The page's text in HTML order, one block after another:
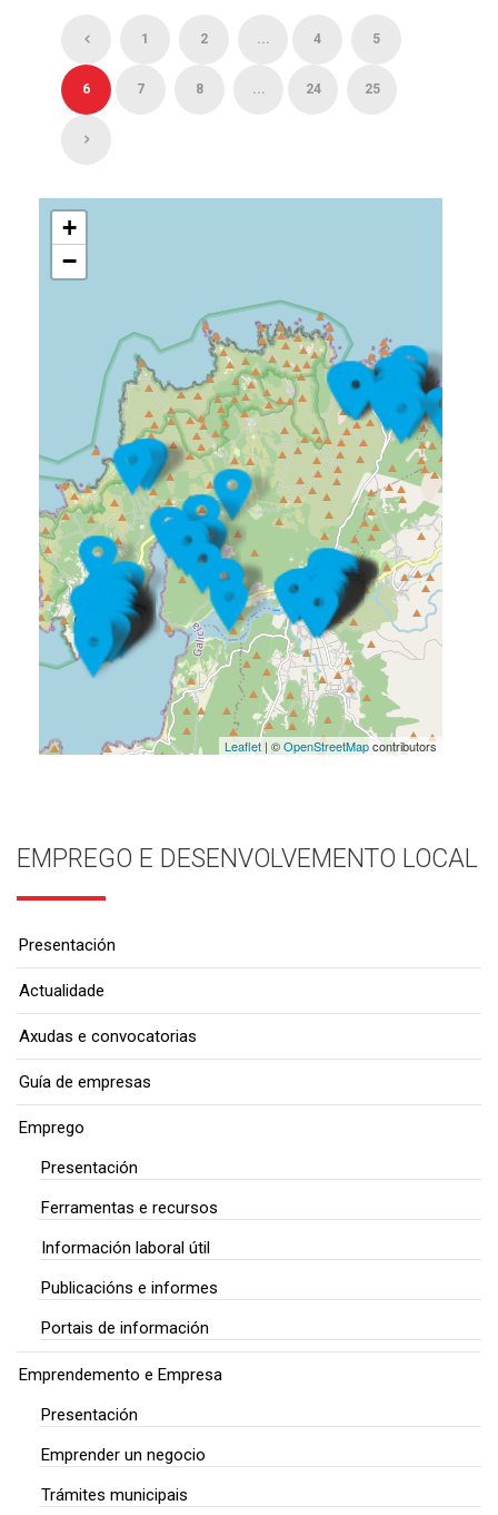
1 2 ... 4 5
6 7 8 ... 24 25
+
−
Leaflet| ©OpenStreetMapcontributors
EMPREGO E DESENVOLVEMENTO LOCAL
Presentación
Actualidade
Axudas e convocatorias
Guía de empresas
Emprego
Presentación
Ferramentas e recursos
Información laboral útil
Publicacións e informes
Portais de información
Emprendemento e Empresa
Presentación
Emprender un negocio
Trámites municipais